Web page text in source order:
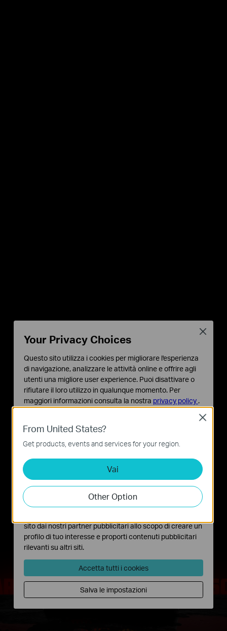
Luce accesa, gioco iniziato
Colora le tue esperienze di gioco con milioni di
colori. Scegli tra una varietà di modalità
straordinarie per creare l'atmosfera immersiva
perfetta per il tuo gameplay.
From United States?
Get products, events and services for your region.
Vai
Other Option
Close
Your Privacy Choices
Questo sito utilizza i cookies per migliorare l'esperienza
di navigazione, analizzare le attività online e offrire agli
utenti una migliore user experience. Puoi disattivare o
rifiutare il loro utilizzo in qualunque momento. Per
maggiori informazioni consulta la nostra privacy policy .
Questi cookies sono necessari per il corretto
funzionamento del sito e non possono essere disattivati
nel tuo sistema.
Analytics e Marketing Cookies
I cookies analitici ci permettono di analizzare le tue
attività sul nostro sito allo scopo di migliorarne le
funzionalità.
sito dai nostri partner pubblicitari allo scopo di creare un
profilo di tuo interesse e proporti contenuti pubblicitari
rilevanti su altri siti.
Accetta tutti i cookies
Salva le impostazioni
Close